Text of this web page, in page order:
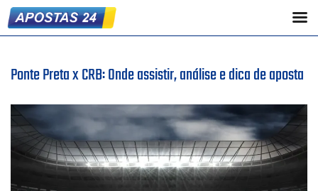
Ponte Preta x CRB: Onde assistir, análise e dica de aposta